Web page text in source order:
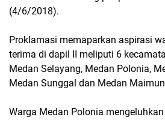
(4/6/2018).
Proklamasi memaparkan aspirasi
terima di dapil II meliputi 6
Medan Selayang, Medan Polonia,
Medan Sunggal dan Medan
Warga Medan Polonia